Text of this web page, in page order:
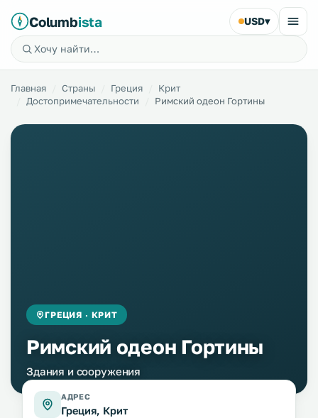
Columbista USD▾
Главная Страны Греция
Крит
Достопримечательности
Римский одеон Гортины
ГРЕЦИЯ · КРИТ
Римский одеон Гортины
Здания и сооружения
АДРЕС
Греция, Крит